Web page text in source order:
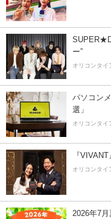
ー”
オリコンタイ
パソコン
選」
オリコンタイ
『
オリコンタイ
2026年7